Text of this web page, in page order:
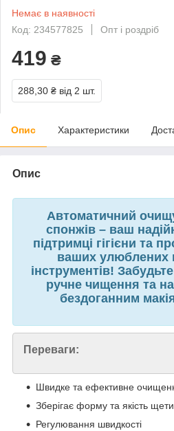
Немає в наявності
Код: 234577825
Опт і роздріб
419 ₴
288,30 ₴ від 2 шт.
Опис Характеристики
Опис
Автоматичний
спонжів – ваш
підтримці гігієни та
ваших улюблених
інструментів!
ручне чищення та
бездоганним
Переваги:
Швидке та ефективне
Зберігає форму та якість
Регулювання швидкості